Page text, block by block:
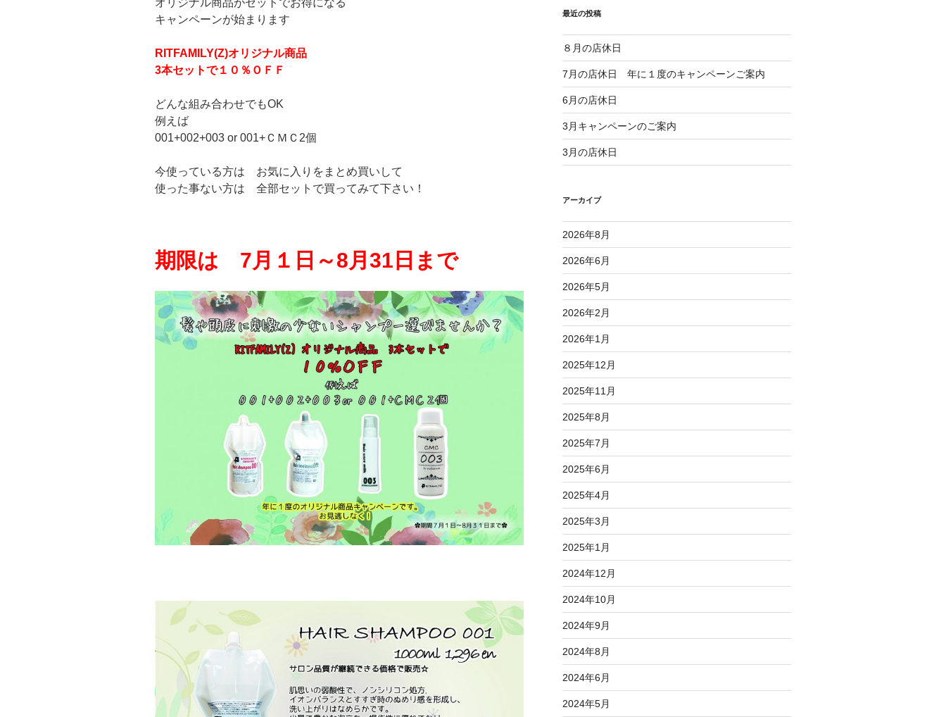
キャンペーンが始まります
RITFAMILY(Z)オリジナル商品
3本セットで１０％ＯＦＦ
どんな組み合わせでもOK
例えば
001+002+003 or 001+ＣＭＣ2個
今使っている方は お気に入りをまとめ買いして
使った事ない方は 全部セットで買ってみて下さい！
期限は 7月１日～8月31日まで
最近の投稿
８月の店休日
7月の店休日 年に１度のキャンペーンご案内
6月の店休日
3月キャンペーンのご案内
3月の店休日
アーカイブ
2026年8月
2026年6月
2026年5月
2026年2月
2026年1月
2025年12月
2025年11月
2025年8月
2025年7月
2025年6月
2025年4月
2025年3月
2025年1月
2024年12月
2024年10月
2024年9月
2024年8月
2024年6月
2024年5月